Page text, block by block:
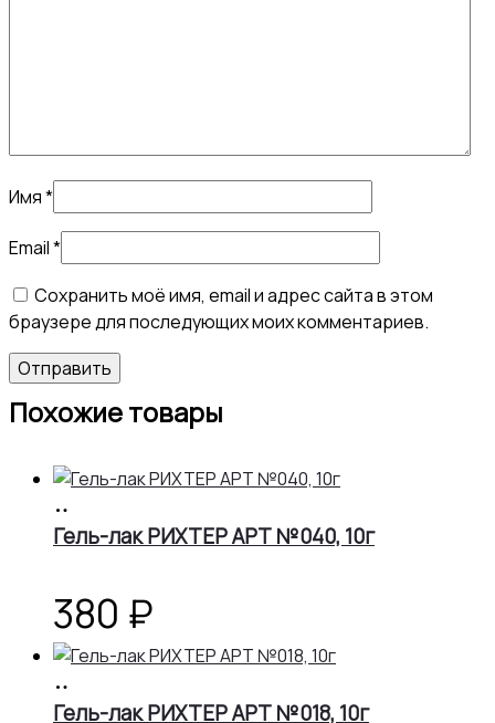
Имя*
Email*
Сохранить моё имя, email и адрес сайта в этом
браузере для последующих моих комментариев.
Похожие товары
корзину
Гель-лак РИХТЕР АРТ №040, 10г
380 ₽
корзину
Гель-лак РИХТЕР АРТ №018, 10г